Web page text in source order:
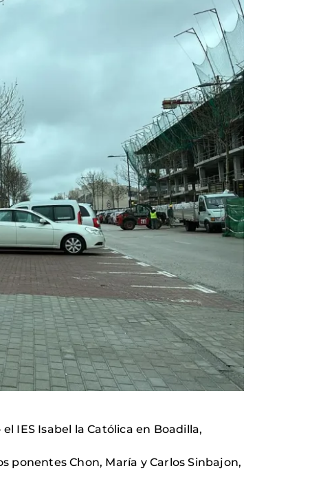
IES Isabel la Católica en Boadilla,
ponentes Chon, María y Carlos Sinbajon,